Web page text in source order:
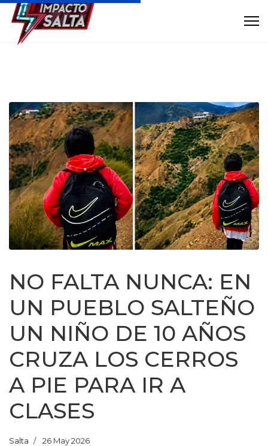
NO FALTA NUNCA: EN
UN PUEBLO SALTEÑO
UN NIÑO DE 10 AÑOS
CRUZA LOS CERROS
A PIE PARA IR A
CLASES
Salta 26 May 2026